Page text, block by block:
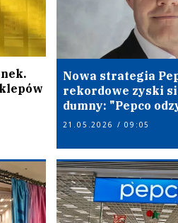
Nowa strategia
rekordowe zyski
dumny: "Pepco
21.05.2026 / 09:05